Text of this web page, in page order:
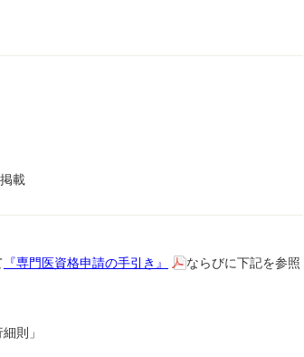
載
『専門医資格申請の手引き』
ならびに下記を参照
則」